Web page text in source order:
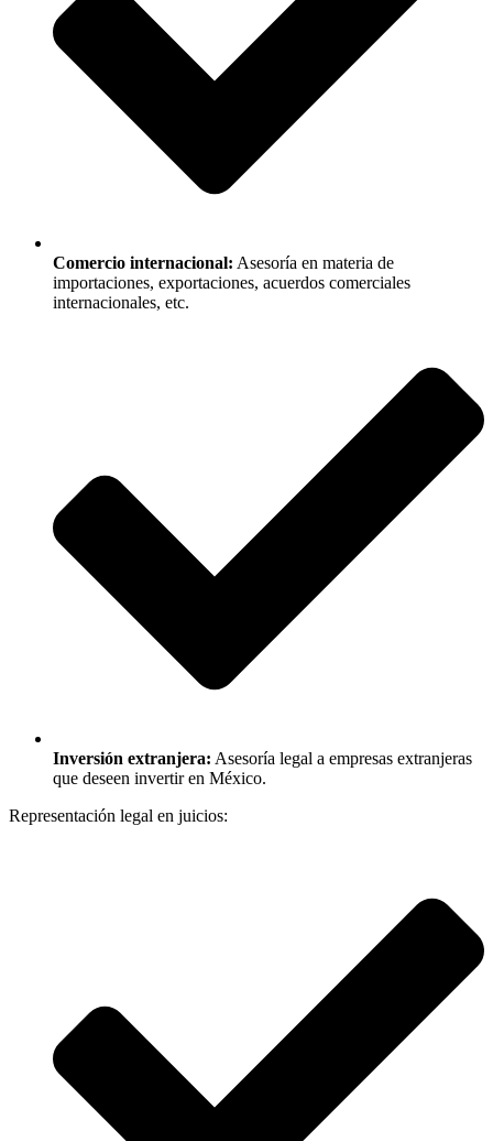
Comercio internacional: Asesoría en materia de
importaciones, exportaciones, acuerdos comerciales
internacionales, etc.
Inversión extranjera: Asesoría legal a empresas extranjeras
que deseen invertir en México.
Representación legal en juicios: